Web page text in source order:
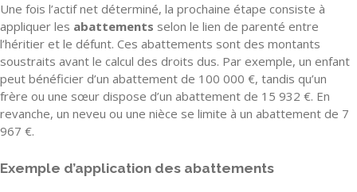
Une fois l’actif net déterminé, la prochaine étape consiste à
appliquer les abattements selon le lien de parenté entre
l’héritier et le défunt. Ces abattements sont des montants
soustraits avant le calcul des droits dus. Par exemple, un enfant
peut bénéficier d’un abattement de 100 000 €, tandis qu’un
frère ou une sœur dispose d’un abattement de 15 932 €. En
revanche, un neveu ou une nièce se limite à un abattement de 7
967 €.
Exemple d’application des abattements